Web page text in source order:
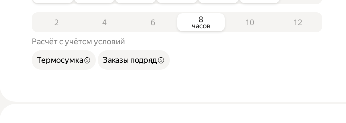
2 4 6 8
часов 10 12
Расчёт с учётом условий
Термосумка
Заказы подряд